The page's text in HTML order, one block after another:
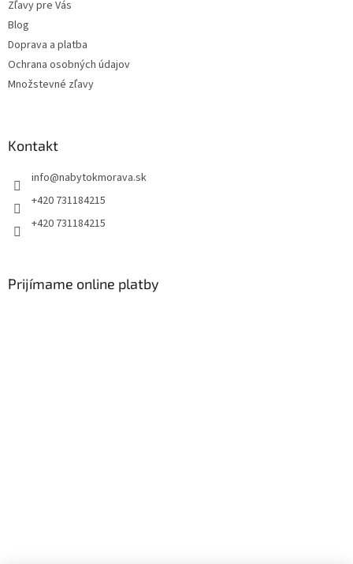
Zľavy pre Vás
Blog
Doprava a platba
Ochrana osobných údajov
Množstevné zľavy
Kontakt
info@nabytokmorava.sk
+420 731184215
+420 731184215
Prijímame online platby